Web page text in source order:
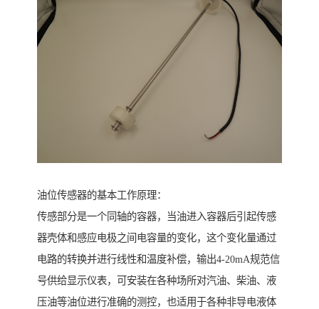
油位传感器的基本工作原理：
传感部分是一个同轴的容器，当油进入容器后引起传感
器壳体和感应电极之间电容量的变化，这个变化量通过
电路的转换并进行线性和温度补偿，输出4-20mA规范信
号供给显示仪表，可安装在各种场所对汽油、柴油、液
压油等油位进行准确的测控，也适用于各种非导电液体